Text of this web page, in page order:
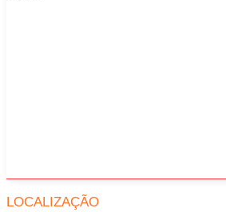
LOCALIZAÇÃO